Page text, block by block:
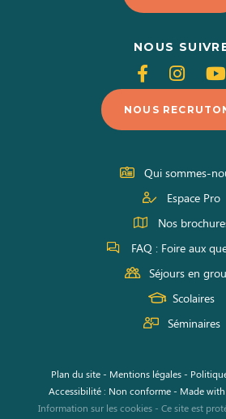
NOUS
Suivez-
nous
sur
Facebook
nous
sur
NOUS
Qui sommes-
Espace Pro
Nos
FAQ : Foire aux
Séjours en
Scolaires
Séminaires
Plan du site- Mentions légales-
Accessibilité : Non conforme - Made with
Information sur les cookies- Ce site est